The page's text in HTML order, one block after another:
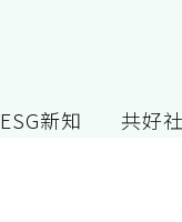
ESG新知 共好